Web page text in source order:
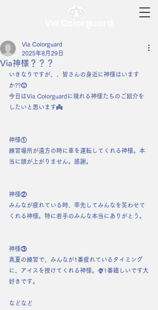
Via神様？？？
Via Colorguard
2025年8月29日
いきなりですが、、皆さんの身近に神様はいます
か??🙂
今日はVia Colorguardに現れる神様たちのご紹介を
したいと思います👼
神様①
練習場所が遠方の時に車を運転してくれる神様。本
当に頭が上がりません。感謝。
神様②
みんなが疲れている時、率先してみんなを笑わせて
くれる神様。特に若手のみんな本当にありがとう。
神様③
真夏の練習で、みんなが1番疲れているタイミング
に、アイスを授けてくれる神様。🍨1番嬉しいです大
好きです。
などなど